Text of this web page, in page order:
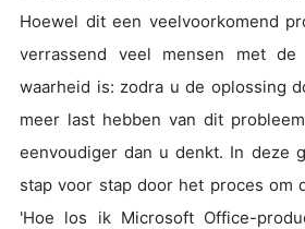
Hoewel dit een veelvoorkomend
verrassend veel mensen met de
waarheid is: zodra u de oplossing
meer last hebben van dit
eenvoudiger dan u denkt. In deze
stap voor stap door het proces om
'Hoe los ik Microsoft Office-